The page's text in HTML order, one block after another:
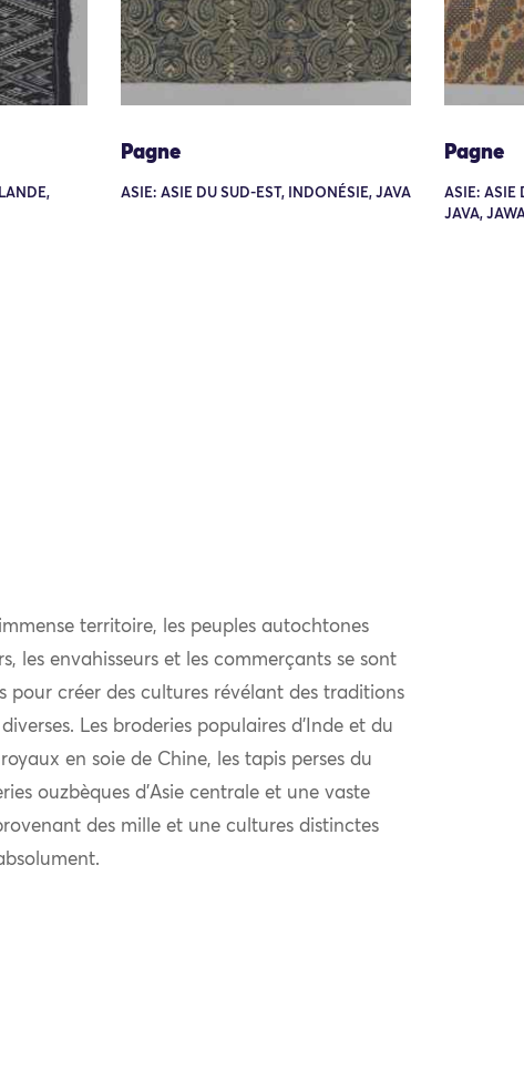
Pagne
ASIE: ASIE DU SUD-EST, INDONÉSIE, JAVA
Pagne
ASIE: ASIE
JAVA,
territoire, les peuples autochtones
les envahisseurs et les commerçants se sont
pour créer des cultures révélant des traditions
Les broderies populaires d’Inde et du
en soie de Chine, les tapis perses du
ouzbèques d’Asie centrale et une vaste
des mille et une cultures distinctes